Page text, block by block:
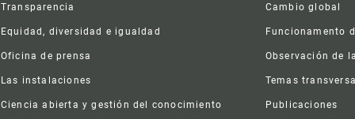
Transparencia
Equidad, diversidad e igualdad
Oficina de prensa
Las instalaciones
Ciencia abierta y gestión del conocimiento
Cambio global
Funcionamento
Observación de
Temas
Publicaciones